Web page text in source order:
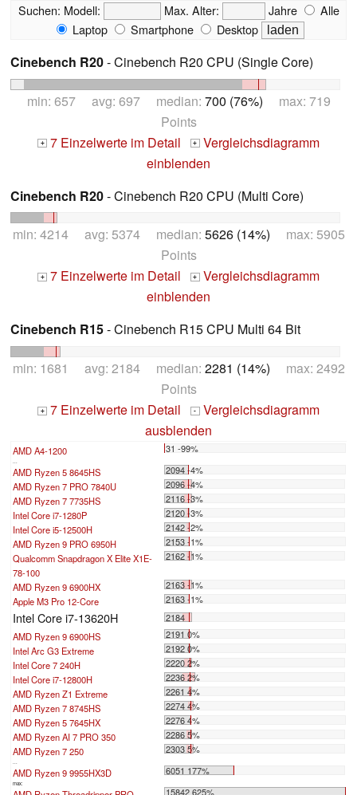
Suchen: Modell: Max. Alter: Jahre
Alle
Laptop
Smartphone Desktop
Cinebench R20- Cinebench R20 CPU (Single Core)
min: 657 avg: 697 median: 700 (76%) max: 719
Points
+ 7 Einzelwerte im Detail + Vergleichsdiagramm
einblenden
Cinebench R20- Cinebench R20 CPU (Multi Core)
min: 4214 avg: 5374 median: 5626 (14%) max: 5905
Points
+ 7 Einzelwerte im Detail + Vergleichsdiagramm
einblenden
Cinebench R15- Cinebench R15 CPU Multi 64 Bit
min: 1681 avg: 2184 median: 2281 (14%) max: 2492
Points
+ 7 Einzelwerte im Detail - Vergleichsdiagramm
ausblenden
AMD A4-1200 31 -99%
...
AMD Ryzen 5 8645HS
2094 -4%
AMD Ryzen 7 PRO 7840U
2096 -4%
AMD Ryzen 7 7735HS
2116 -3%
Intel Core i7-1280P
2120 -3%
Intel Core i5-12500H
2142 -2%
AMD Ryzen 9 PRO 6950H
2153 -1%
Qualcomm Snapdragon X Elite X1E-
78-100
2162 -1%
AMD Ryzen 9 6900HX
2163 -1%
Apple M3 Pro 12-Core
2163 -1%
Intel Core i7-13620H
2184
AMD Ryzen 9 6900HS
2191 0%
Intel Arc G3 Extreme
2192 0%
Intel Core 7 240H
2220 2%
Intel Core i7-12800H
2236 2%
AMD Ryzen Z1 Extreme
2261 4%
AMD Ryzen 7 8745HS
2274 4%
AMD Ryzen 5 7645HX
2276 4%
AMD Ryzen AI 7 PRO 350
2286 5%
AMD Ryzen 7 250
2303 5%
...
AMD Ryzen 9 9955HX3D 6051 177%
max:
15842 625%